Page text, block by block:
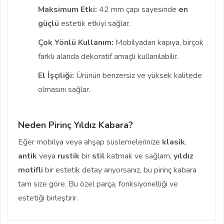
Maksimum Etki: 42 mm çapı sayesinde en
güçlü estetik etkiyi sağlar.
Çok Yönlü Kullanım: Mobilyadan kapıya, birçok
farklı alanda dekoratif amaçlı kullanılabilir.
El İşçiliği: Ürünün benzersiz ve yüksek kalitede
olmasını sağlar.
Neden Pirinç Yıldız Kabara?
Eğer mobilya veya ahşap süslemelerinize klasik,
antik veya rustik bir stil katmak ve sağlam, yıldız
motifli bir estetik detay arıyorsanız, bu pirinç kabara
tam size göre. Bu özel parça, fonksiyonelliği ve
estetiği birleştirir.